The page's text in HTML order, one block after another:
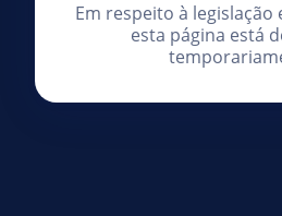
Em respeito à legislação
esta página está